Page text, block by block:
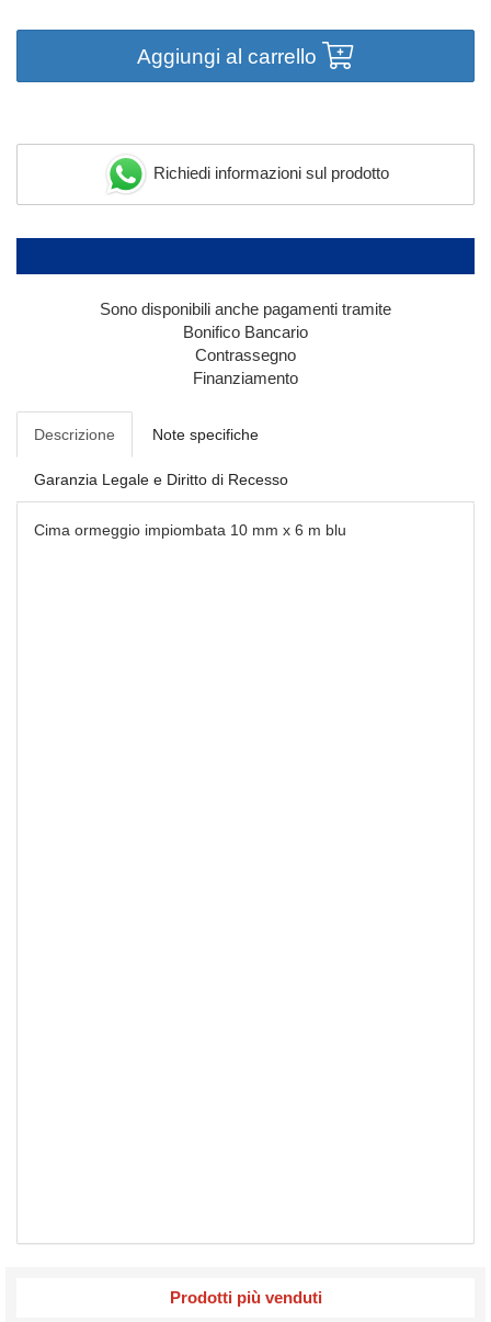
Aggiungi al carrello
Richiedi informazioni sul prodotto
Sono disponibili anche pagamenti tramite
Bonifico Bancario
Contrassegno
Finanziamento
Descrizione Note specifiche
Garanzia Legale e Diritto di Recesso
Cima ormeggio impiombata 10 mm x 6 m blu
Prodotti più venduti